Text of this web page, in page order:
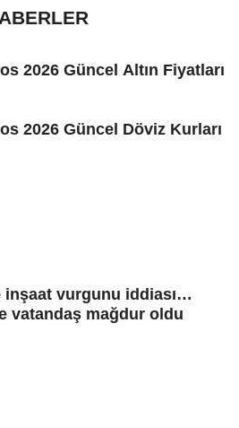
2026 Güncel Altın Fiyatları
2026 Güncel Döviz Kurları
inşaat vurgunu iddiası…
vatandaş mağdur oldu